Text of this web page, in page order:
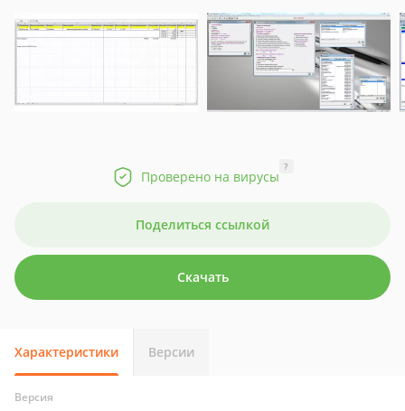
Проверено на вирусы
?
Поделиться ссылкой
Скачать
Характеристики Версии
Версия